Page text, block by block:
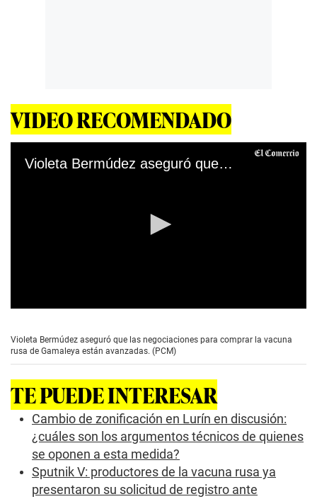
VIDEO RECOMENDADO
Violeta Bermúdez aseguró que las negociaciones para comprar la vacuna rusa de Gamaleya están avanzadas. (PCM)
e
c
d
s
o
Violeta Bermúdez aseguró que las negociaciones para comprar la vacuna
rusa de Gamaleya están avanzadas. (PCM)
TE PUEDE INTERESAR
Cambio de zonificación en Lurín en discusión:
¿cuáles son los argumentos técnicos de quienes
se oponen a esta medida?
Sputnik V: productores de la vacuna rusa ya
presentaron su solicitud de registro ante